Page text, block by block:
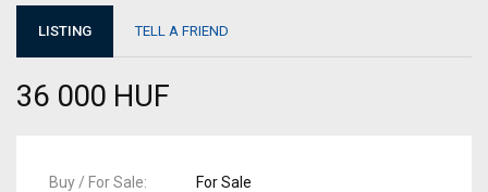
LISTING TELL A FRIEND
36 000 HUF
Buy / For Sale
For Sale